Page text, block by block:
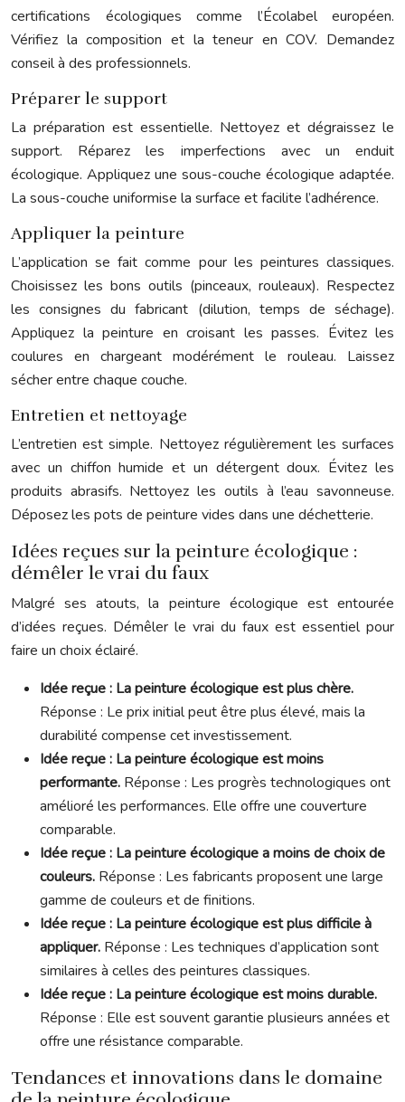
certifications écologiques comme l’Écolabel européen.
Vérifiez la composition et la teneur en COV. Demandez
conseil à des professionnels.
Préparer le support
La préparation est essentielle. Nettoyez et dégraissez le
support. Réparez les imperfections avec un enduit
écologique. Appliquez une sous-couche écologique adaptée.
La sous-couche uniformise la surface et facilite l’adhérence.
Appliquer la peinture
L’application se fait comme pour les peintures classiques.
Choisissez les bons outils (pinceaux, rouleaux). Respectez
les consignes du fabricant (dilution, temps de séchage).
Appliquez la peinture en croisant les passes. Évitez les
coulures en chargeant modérément le rouleau. Laissez
sécher entre chaque couche.
Entretien et nettoyage
L’entretien est simple. Nettoyez régulièrement les surfaces
avec un chiffon humide et un détergent doux. Évitez les
produits abrasifs. Nettoyez les outils à l’eau savonneuse.
Déposez les pots de peinture vides dans une déchetterie.
Idées reçues sur la peinture écologique :
démêler le vrai du faux
Malgré ses atouts, la peinture écologique est entourée
d’idées reçues. Démêler le vrai du faux est essentiel pour
faire un choix éclairé.
Idée reçue : La peinture écologique est plus chère.
Réponse : Le prix initial peut être plus élevé, mais la
durabilité compense cet investissement.
Idée reçue : La peinture écologique est moins
performante. Réponse : Les progrès technologiques ont
amélioré les performances. Elle offre une couverture
comparable.
Idée reçue : La peinture écologique a moins de choix de
couleurs. Réponse : Les fabricants proposent une large
gamme de couleurs et de finitions.
Idée reçue : La peinture écologique est plus difficile à
appliquer. Réponse : Les techniques d’application sont
similaires à celles des peintures classiques.
Idée reçue : La peinture écologique est moins durable.
Réponse : Elle est souvent garantie plusieurs années et
offre une résistance comparable.
Tendances et innovations dans le domaine